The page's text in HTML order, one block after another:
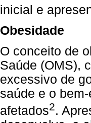
inicial e
Obesidade
O conceito de
Saúde (OMS),
excessivo de
saúde e o
afetados2.